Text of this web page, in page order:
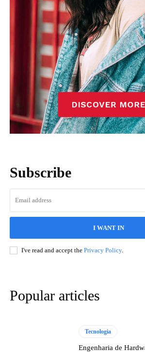
Subscribe
I WANT IN
I've read and accept the Privacy Policy.
Popular articles
Tecnologia
Engenharia de